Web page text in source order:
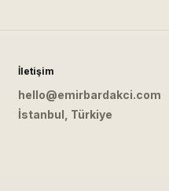
İletişim
hello@emirbardakci.com
İstanbul, Türkiye